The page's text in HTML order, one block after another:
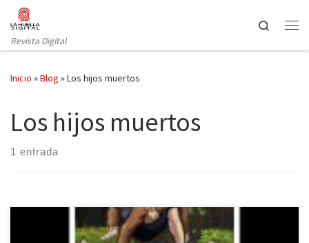
Saltar al contenido
Revista Digital
Search
Inicio »Blog »Los hijos muertos
Los hijos muertos
1 entrada